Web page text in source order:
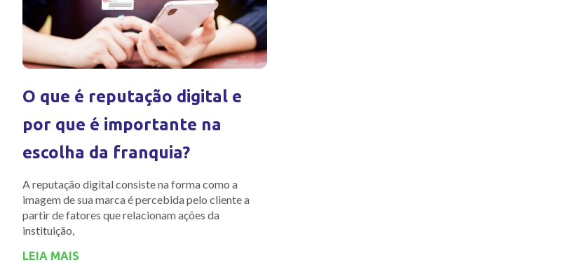
O que é reputação digital e
por que é importante na
escolha da franquia?
A reputação digital consiste na forma como a
imagem de sua marca é percebida pelo cliente a
partir de fatores que relacionam ações da
instituição,
LEIA MAIS